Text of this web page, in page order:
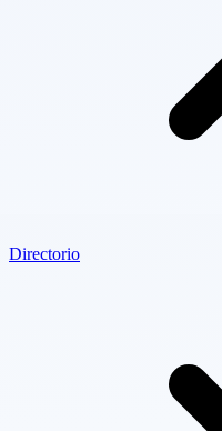
Directorio